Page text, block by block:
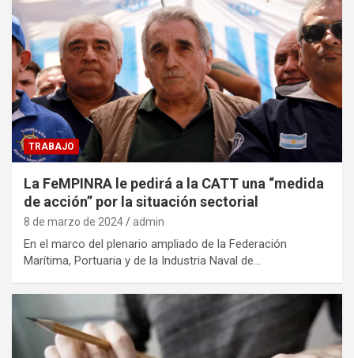
TRABAJO
La FeMPINRA le pedirá a la CATT una “medida
de acción” por la situación sectorial
8 de marzo de 2024 admin
En el marco del plenario ampliado de la Federación
Marítima, Portuaria y de la Industria Naval de…